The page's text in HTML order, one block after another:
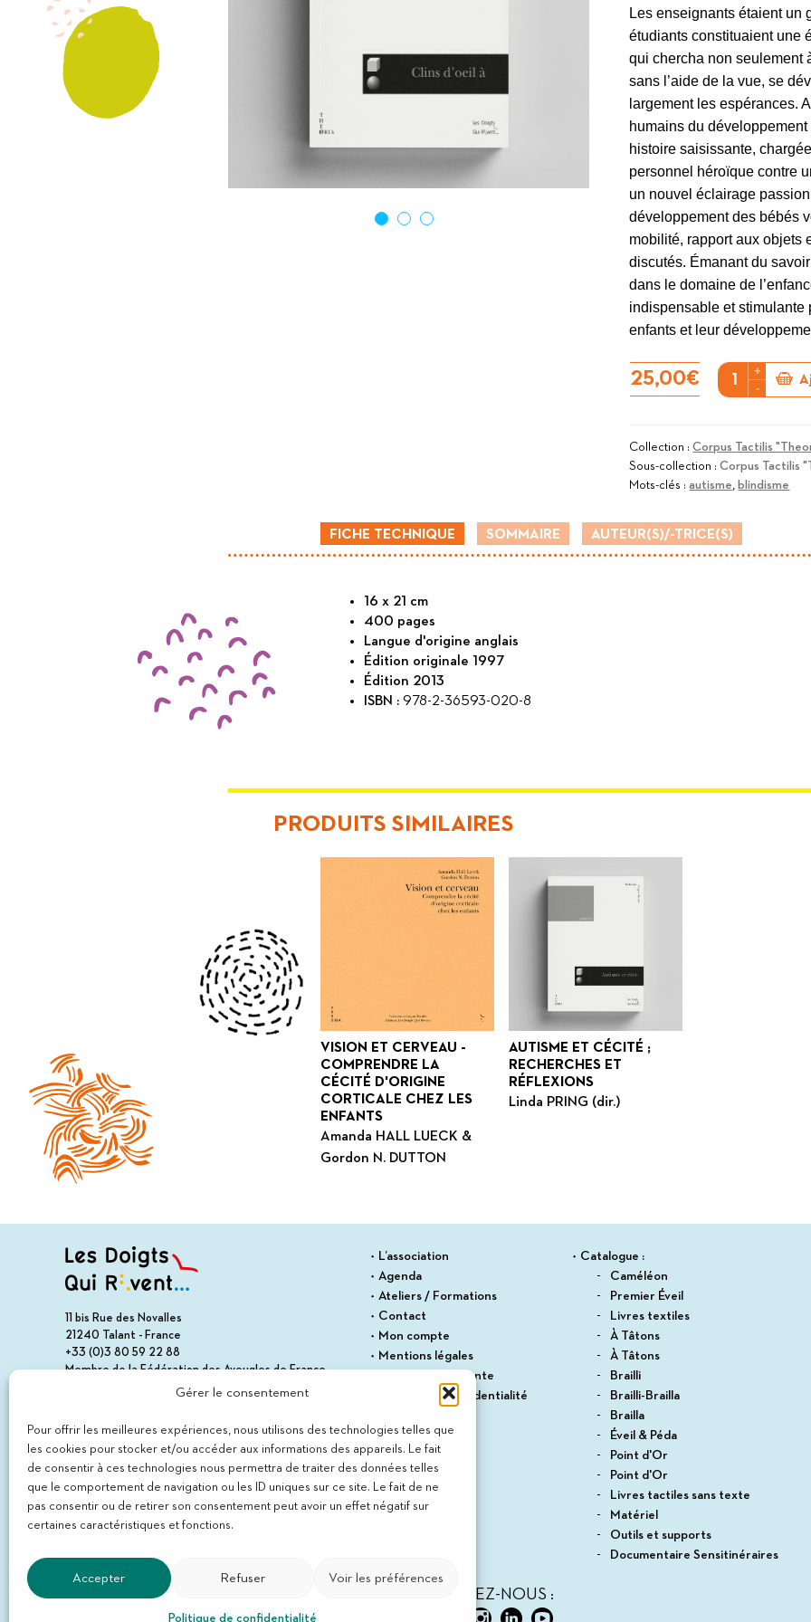
Gérer le consentement
Pour offrir les meilleures expériences, nous utilisons des technologies telles que
les cookies pour stocker et/ou accéder aux informations des appareils. Le fait
de consentir à ces technologies nous permettra de traiter des données telles
que le comportement de navigation ou les ID uniques sur ce site. Le fait de ne
pas consentir ou de retirer son consentement peut avoir un effet négatif sur
certaines caractéristiques et fonctions.
Accepter Refuser Voir les préférences
Politique de confidentialité
Les enseignants étaient un
étudiants constituaient une
qui chercha non seulement
sans l’aide de la vue, se
largement les espérances.
humains du
histoire saisissante,
personnel héroïque contre
un nouvel éclairage
développement des bébés
mobilité, rapport aux objets
discutés. Émanant du
dans le domaine de
indispensable et stimulante
enfants et leur
25,00€
quantité
de
d'œil
à
de
vue
+
-
Collection :Corpus Tactilis
Sous-collection :Corpus Tactilis
Mots-clés :autisme, blindisme
FICHE TECHNIQUE SOMMAIRE AUTEUR(S)/-TRICE(S)
16 x 21 cm
400 pages
Langue d'origine anglais
Édition originale 1997
Édition 2013
ISBN : 978-2-36593-020-8
PRODUITS SIMILAIRES
VISION ET CERVEAU -
COMPRENDRE LA
CÉCITÉ D'ORIGINE
CORTICALE CHEZ LES
ENFANTS
Amanda HALL LUECK &
Gordon N. DUTTON
AUTISME ET CÉCITÉ ;
RECHERCHES ET
RÉFLEXIONS
Linda PRING (dir.)
11 bis Rue des Novalles
21240 Talant - France
+33 (0)3 80 59 22 88
Membre de la Fédération des Aveugles de France
Membre du collectif Les Éditeurs Atypiques
L’association
Agenda
Ateliers / Formations
Contact
Mon compte
Mentions légales
Conditions de vente
Politique de confidentialité
Catalogue :
Caméléon
Premier Éveil
Livres textiles
À Tâtons
À Tâtons
Brailli
Brailli-Brailla
Brailla
Éveil & Péda
Point d'Or
Point d'Or
Livres tactiles sans texte
Matériel
Outils et supports
Documentaire Sensitinéraires
SUIVEZ-NOUS :